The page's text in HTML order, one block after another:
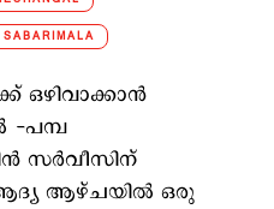
SABARIMALA
ഒഴിവാക്കാന്‍
-പമ്പ
സര്‍വീസിന്
ആഴ്ചയില്‍ ഒരു